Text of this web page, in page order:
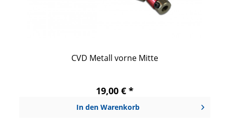
CVD Metall vorne Mitte
19,00 € *
In den Warenkorb